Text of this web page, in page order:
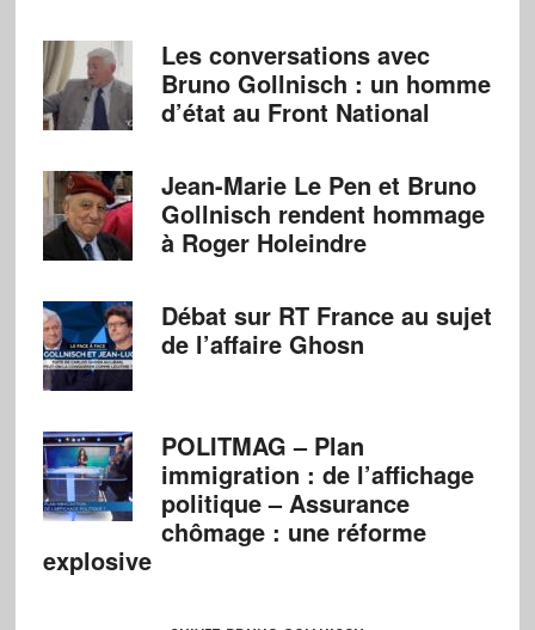
Les conversations avec
Bruno Gollnisch : un homme
d’état au Front National
Jean-Marie Le Pen et Bruno
Gollnisch rendent hommage
à Roger Holeindre
Débat sur RT France au sujet
de l’affaire Ghosn
POLITMAG – Plan
immigration : de l’affichage
politique – Assurance
chômage : une réforme
explosive